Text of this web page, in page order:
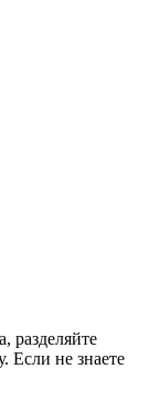
разделяйте
Если не знаете